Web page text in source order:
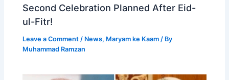
Second Celebration Planned After Eid-
ul-Fitr!
Leave a Comment / News, Maryam ke Kaam / By
Muhammad Ramzan